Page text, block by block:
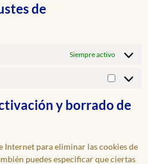
de
Siempre activo
y borrado de
Internet para eliminar las cookies de
puedes especificar que ciertas